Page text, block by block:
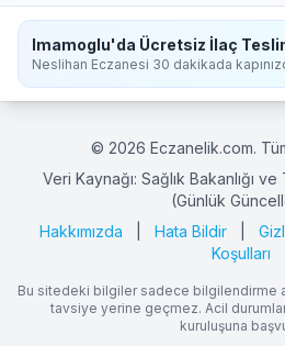
Imamoglu'da Ücretsiz İlaç
Neslihan Eczanesi 30 dakikada
© 2026 Eczanelik.com. Tüm
Veri Kaynağı: Sağlık Bakanlığı
(Günlük
Hakkımızda
Hata Bildir
Koşulları
Bu sitedeki bilgiler sadece bilgilendirme
tavsiye yerine geçmez. Acil
kuruluşuna